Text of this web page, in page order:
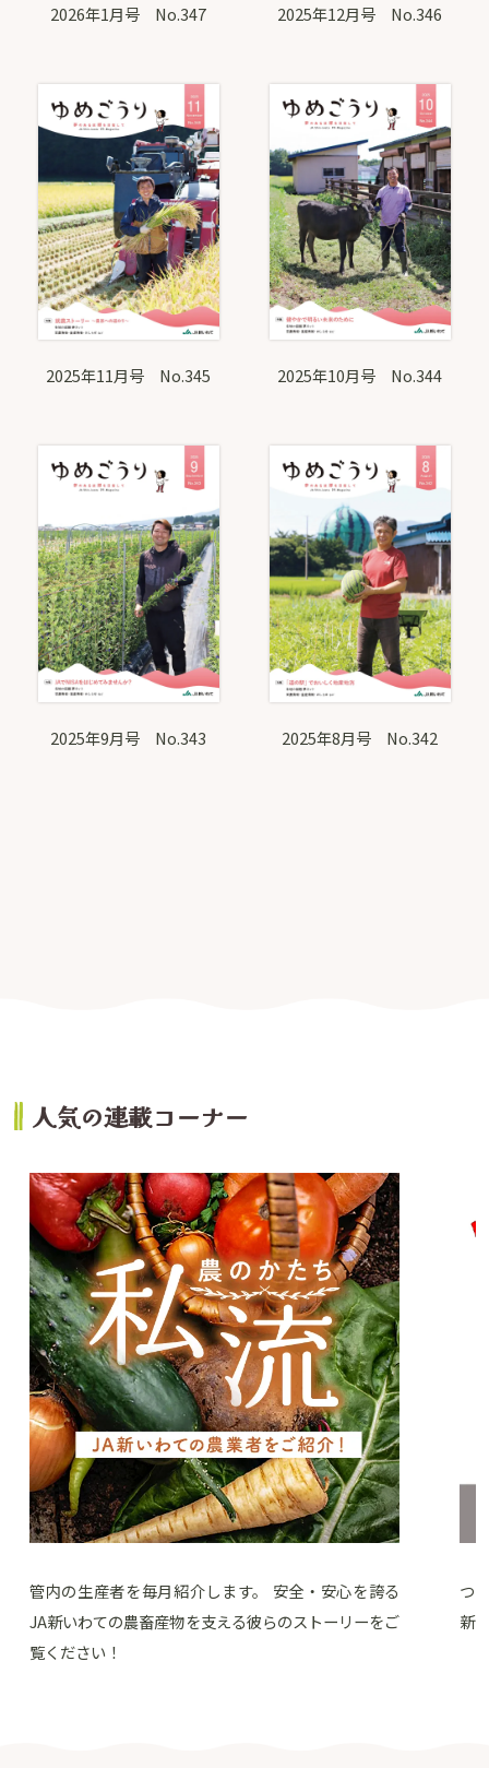
2026年1月号 No.347 2025年12月号 No.346
2025年11月号 No.345 2025年10月号 No.344
2025年9月号 No.343 2025年8月号 No.342
人気の連載コーナー
管内の生産者を毎月紹介します。 安全・安心を誇る
JA新いわての農畜産物を支える彼らのストーリーをご
覧ください！
つ
新